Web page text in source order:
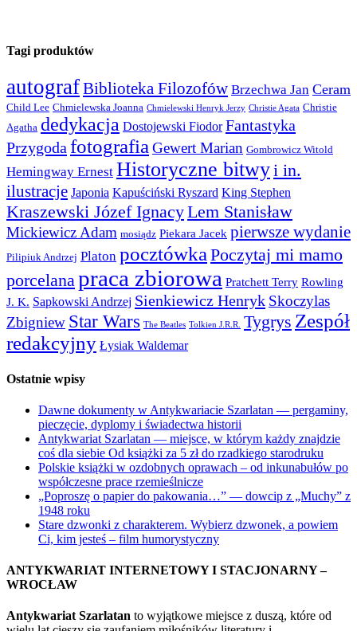
Tagi produktów
autografBiblioteka Filozofów Brzechwa Jan Ceram
Child Lee Chmielewska Joanna Chmielewski Henryk Jerzy Christie Agata Christie
Agatha dedykacja Dostojewski Fiodor Fantastyka
Przygoda fotografia Gewert Marian Gombrowicz Witold
Hemingway Ernest Historyczne bitwyi in.
ilustracje Japonia Kapuściński Ryszard King Stephen
Kraszewski Józef IgnacyLem Stanisław
Mickiewicz Adam mosiądz Piekara Jacek pierwsze wydanie
Pilipiuk Andrzej Platon pocztówka Poczytaj mi mamo
porcelanapraca zbiorowa Pratchett Terry Rowling
J. K. Sapkowski Andrzej Sienkiewicz Henryk Skoczylas
Zbigniew Star Wars The Beatles Tolkien J.R.R. Tygrys Zespół
redakcyjny Łysiak Waldemar
Ostatnie wpisy
Dawne dokumenty w Antykwariacie Szarlatan — pergaminy,
pieczęcie, dyplomy i świadectwa historii
Antykwariat Szarlatan — miejsce, w którym każdy znajdzie
coś dla siebie Od książki za 5 zł do rzadkiego starodruku
Polskie książki w ozdobnych oprawach – od inkunabułów po
współczesne prace rzemieślnicze
„Poproszę o papier do pakowania…” — dowcip z „Muchy” z
1948 roku
Stare dzwonki z charakterem. Wybierz dzwonek, a powiem
Ci, kim jesteś – film humorystyczny
ANTYKWARIAT INTERNETOWY I STACJONARNY –
WROCŁAW
Antykwariat Szarlatan to wyjątkowe miejsce z duszą, które od